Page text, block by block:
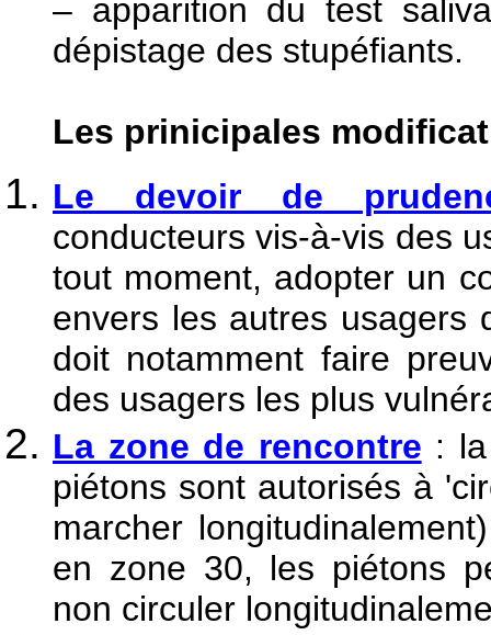
– apparition du test
dépistage des stupéfiants.
Les prinicipales
Le devoir de
conducteurs vis-à-vis des
tout moment, adopter un
envers les autres usagers
doit notamment faire
des usagers les plus
La zone de rencontre :
piétons sont autorisés à
marcher
en zone 30, les piétons
non circuler